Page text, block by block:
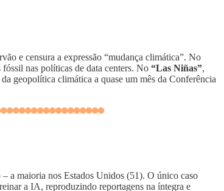
e censura a expressão “mudança climática”. No
nas políticas de data centers. No “Las Niñas”,
geopolítica climática a quase um mês da Conferência
a maioria nos Estados Unidos (51). O único caso
a IA, reproduzindo reportagens na íntegra e